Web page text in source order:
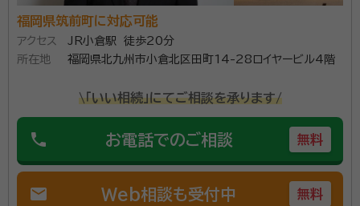
福岡県筑前町に対応可能
アクセス
JR小倉駅 徒歩20分
所在地
福岡県北九州市小倉北区田町14-28ロイヤービル4階
\「いい相続」にてご相談を承ります/
phone お電話でのご相談 無料
mail Web相談も受付中 無料